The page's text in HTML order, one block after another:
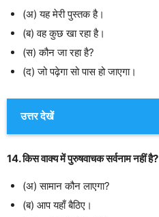
(अ) यह मेरी पुस्तक है।
(ब) वह कुछ खा रहा है।
(स) कौन जा रहा है?
(द) जो पढ़ेगा सो पास हो जाएगा।
उत्तर देखें
14. किस वाक्य में पुरुषवाचक सर्वनाम नहीं है?
(अ) सामान कौन लाएगा?
(ब) आप यहाँ बैठिए।